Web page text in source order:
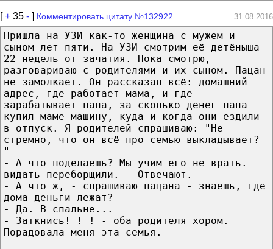
[+ 35 - ] Комментировать цитату №132922 31.08.2016
Пришла на УЗИ как-то женщина с мужем и
сыном лет пяти. На УЗИ смотрим её детёныша
22 недель от зачатия. Пока смотрю,
разговариваю с родителями и их сыном. Пацан
не замолкает. Он рассказал всё: домашний
адрес, где работает мама, и где
зарабатывает папа, за сколько денег папа
купил маме машину, куда и когда они ездили
в отпуск. Я родителей спрашиваю: "Не
стремно, что он всё про семью выкладывает?
"
- А что поделаешь? Мы учим его не врать.
видать переборщили. - Отвечают.
- А что ж, - спрашиваю пацана - знаешь, где
дома деньги лежат?
- Да. В спальне...
- Заткнись! ! ! - оба родителя хором.
Порадовала меня эта семья.